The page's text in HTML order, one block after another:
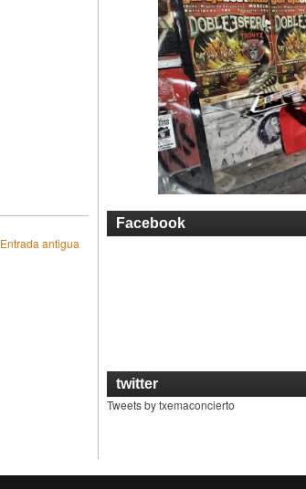
Entrada antigua
Facebook
twitter
Tweets by txemaconcierto